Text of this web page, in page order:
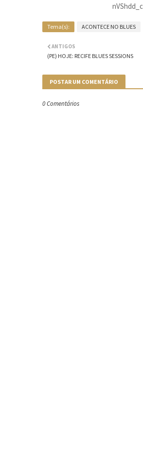
Tema(s): ACONTECE NO BLUES
ANTIGOS
(PE) HOJE: RECIFE BLUES SESSIONS
POSTAR UM COMENTÁRIO
0 Comentários